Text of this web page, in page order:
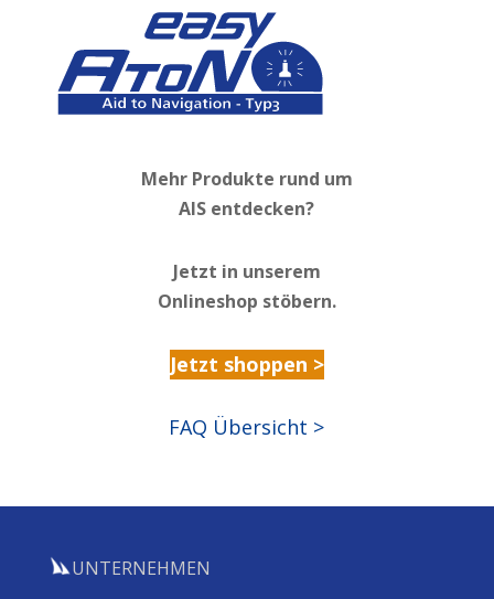
Mehr Produkte rund um
AIS entdecken?
Jetzt in unserem
Onlineshop stöbern.
Jetzt shoppen >
FAQ Übersicht >
UNTERNEHMEN